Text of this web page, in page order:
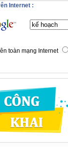
Internet :
toàn mạng Internet